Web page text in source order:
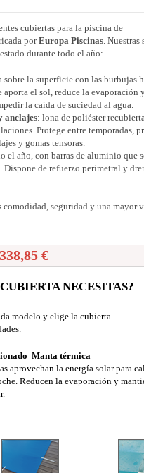
cubiertas para la piscina de
porEuropa Piscinas. Nuestras
durante todo el año:
sobre la superficie con las burbujas
aporta el sol, reduce la evaporación
la caída de suciedad al agua.
anclajes: lona de poliéster
Protege entre temporadas,
y gomas tensoras.
el año, con barras de aluminio que
de refuerzo perimetral y
comodidad, seguridad y una mayor
338,85 €
NECESITAS?
modelo y elige la cubierta
Manta térmica
aprovechan la energía solar para
Reducen la evaporación y